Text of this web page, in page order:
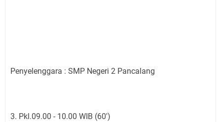
Penyelenggara : SMP Negeri 2 Pancalang
3. Pkl.09.00 - 10.00 WIB (60')